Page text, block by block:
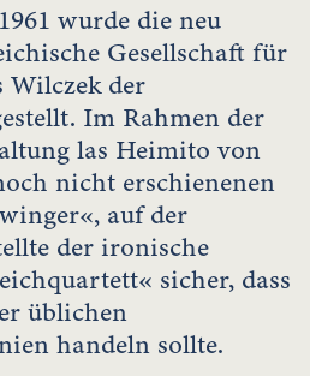
wurde die neu
Gesellschaft für
der
Im Rahmen der
las Heimito von
nicht erschienenen
auf der
der ironische
sicher, dass
üblichen
handeln sollte.